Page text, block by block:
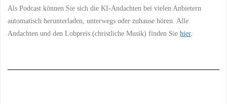
Als Podcast können Sie sich die KI-Andachten bei vielen Anbietern
automatisch herunterladen, unterwegs oder zuhause hören. Alle
Andachten und den Lobpreis (christliche Musik) finden Siehier.